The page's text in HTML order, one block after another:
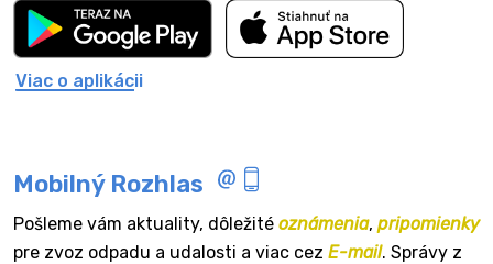
Viac o aplikácii
Mobilný Rozhlas
Pošleme vám aktuality, dôležité oznámenia, pripomienky
pre zvoz odpadu a udalosti a viac cez E-mail. Správy z